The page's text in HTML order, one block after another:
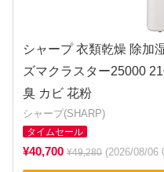
シャープ 衣類乾燥 除加
ズマクラスター25000
臭 カビ 花粉
シャープ(SHARP)
タイムセール
¥40,700 ¥49,280 (2026/08/06